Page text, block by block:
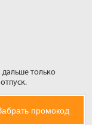
только
промокод